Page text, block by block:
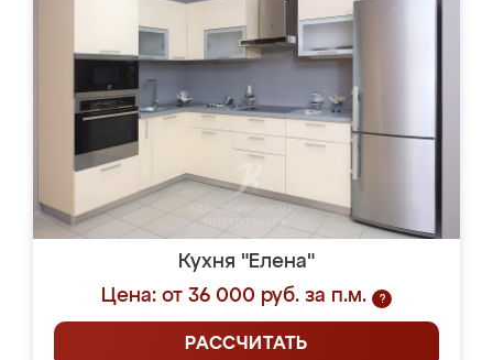
Кухня "Елена"
Цена: от 36 000 руб. за п.м.
?
РАССЧИТАТЬ